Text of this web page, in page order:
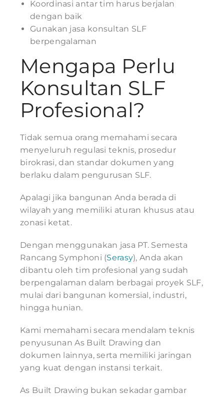
Koordinasi antar tim harus berjalan
dengan baik
Gunakan jasa konsultan SLF
berpengalaman
Mengapa Perlu
Konsultan SLF
Profesional?
Tidak semua orang memahami secara
menyeluruh regulasi teknis, prosedur
birokrasi, dan standar dokumen yang
berlaku dalam pengurusan SLF.
Apalagi jika bangunan Anda berada di
wilayah yang memiliki aturan khusus atau
zonasi ketat.
Dengan menggunakan jasa PT. Semesta
Rancang Symphoni (Serasy), Anda akan
dibantu oleh tim profesional yang sudah
berpengalaman dalam berbagai proyek SLF,
mulai dari bangunan komersial, industri,
hingga hunian.
Kami memahami secara mendalam teknis
penyusunan As Built Drawing dan
dokumen lainnya, serta memiliki jaringan
yang kuat dengan instansi terkait.
As Built Drawing bukan sekadar gambar